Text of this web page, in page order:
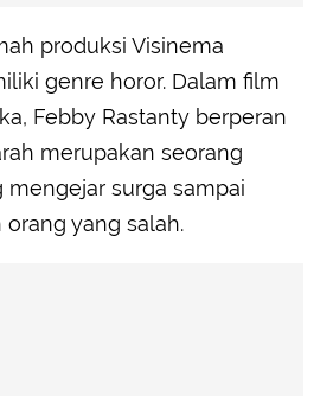
produksi Visinema
genre horor. Dalam film
Febby Rastanty berperan
merupakan seorang
mengejar surga sampai
yang salah.